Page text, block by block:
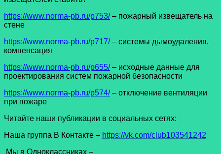
https://www.norma-pb.ru/p753/– пожарный извещатель на
стене
https://www.norma-pb.ru/p717/– системы дымоудаления,
компенсация
https://www.norma-pb.ru/p655/ – исходные данные для
проектирования систем пожарной безопасности
https://www.norma-pb.ru/p574/– отключение вентиляции
при пожаре
Читайте наши публикации в социальных сетях:
Наша группа В Контакте – https://vk.com/club103541242
Мы в Одноклассниках –